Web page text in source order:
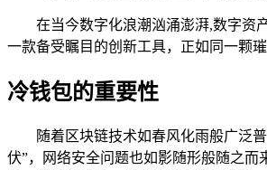
在当今数字化浪潮汹涌澎湃,数字资
一款备受瞩目的创新工具，正如同一颗
冷钱包的重要性
随着区块链技术如春风化雨般广泛
伏”，网络安全问题也如影随形般随之